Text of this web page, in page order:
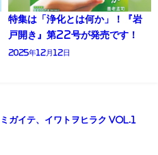
特集は「浄化とは何か」！『岩
戸開き』第22号が発売です！
2025年12月12日
ガイテ、イワトヲヒラク Vol.1